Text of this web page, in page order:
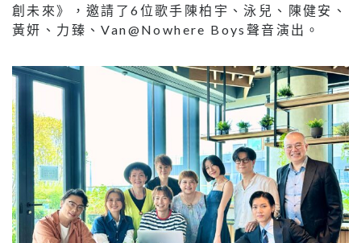
創未來》，邀請了6位歌手陳柏宇、泳兒、陳健安、
黃妍、力臻、Van@Nowhere Boys聲音演出。